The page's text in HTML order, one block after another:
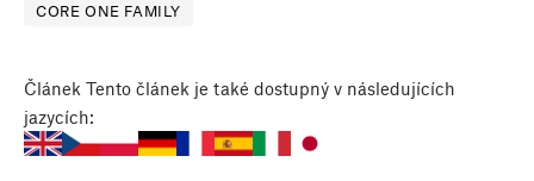
CORE ONE FAMILY
Článek Tento článek je také dostupný v následujících
jazycích: